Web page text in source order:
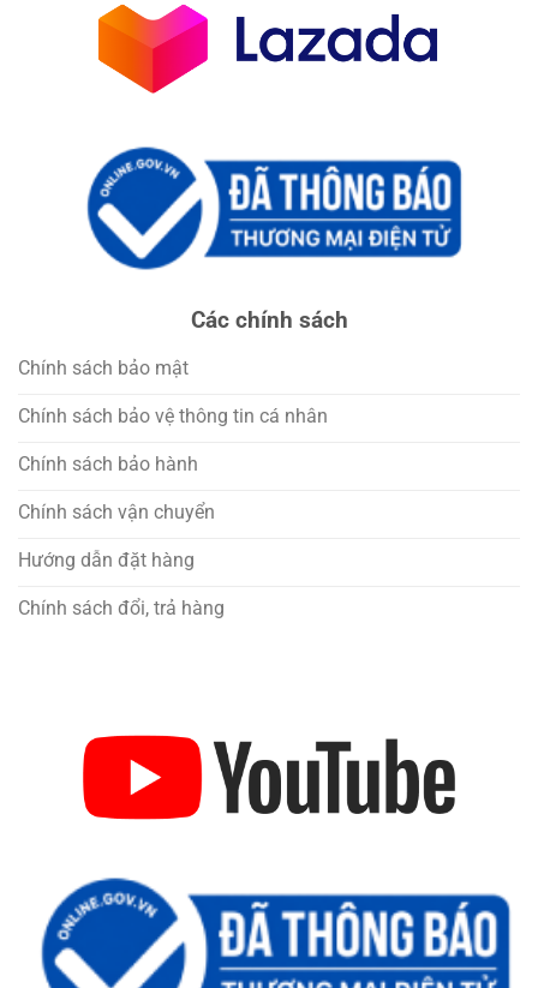
Các chính sách
Chính sách bảo mật
Chính sách bảo vệ thông tin cá nhân
Chính sách bảo hành
Chính sách vận chuyển
Hướng dẫn đặt hàng
Chính sách đổi, trả hàng